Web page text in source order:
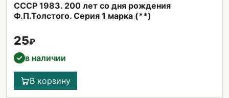
СССР 1983. 200 лет со дня рождения
Ф.П.Толстого. Серия 1 марка (**)
25₽
✓ в наличии
В корзину